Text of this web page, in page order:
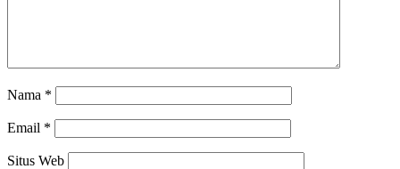
Nama *
Email *
Situs Web